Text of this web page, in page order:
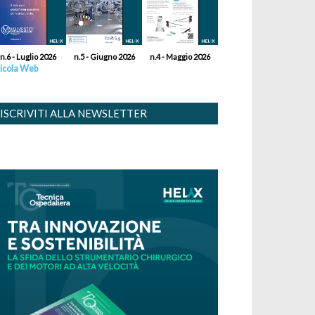
n.6 - Luglio 2026 n.5 - Giugno 2026 n.4 - Maggio 2026
Web
ISCRIVITI ALLA NEWSLETTER